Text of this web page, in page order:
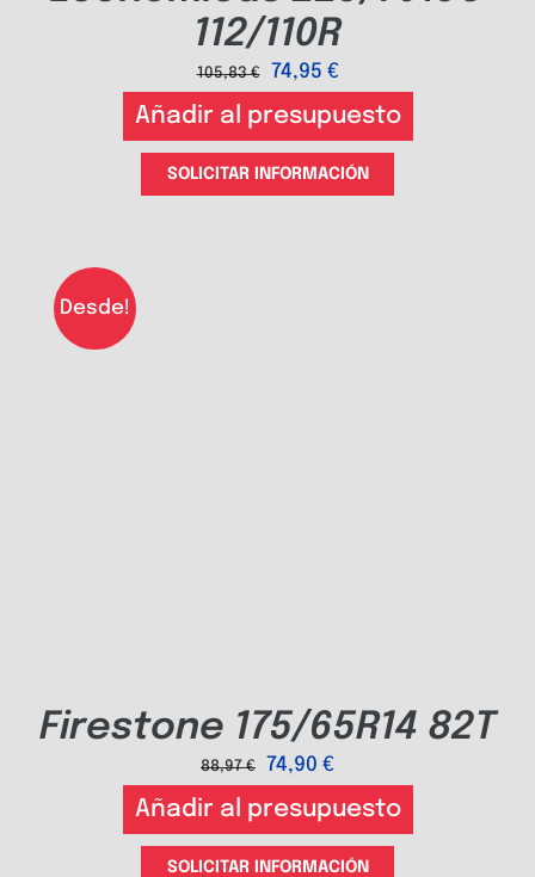
112/110R
105,83€ 74,95 €
Añadir al presupuesto
SOLICITAR INFORMACIÓN
Desde!
Firestone 175/65R14 82T
88,97€ 74,90 €
Añadir al presupuesto
SOLICITAR INFORMACIÓN